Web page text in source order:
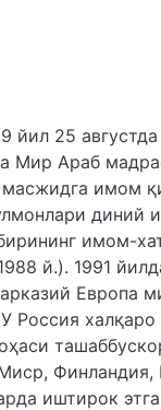
йил 25
Мир Араб
имом
диний
имом-
й.). 1991
Европа
Россия
иштирок